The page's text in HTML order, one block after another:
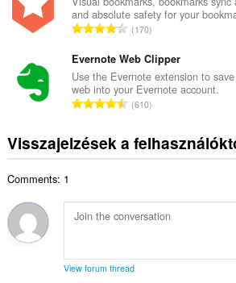
é
s
z
á
m
a
t
é
k
e
l
é
s
z
á
:
e
s
r
t
é
k
l
é
z
a
:
and absolute safety for your
Ö
s
z
e
s
r
t
e
l
s
170
Evernote Web Clipper
Use the Evernote extension to
web into your Evernote account.
Ö
z
é
r
k
610
Visszajelzések a
Comments: 1
View forum thread